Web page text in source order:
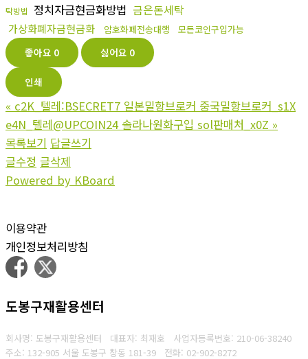
탁방법
정치자금현금화방법 금은돈세탁
가상화폐자금현금화 암호화폐전송대행 모든코인구입가능
좋아요 0 싫어요 0
인쇄
« c2K_텔레:BSECRET7 일본밀항브로커 중국밀항브로커_s1X
e4N_텔레@UPCOIN24 솔라나원화구입 sol판매처_x0Z »
목록보기 답글쓰기
글수정 글삭제
Powered by KBoard
이용약관
개인정보처리방침
도봉구재활용센터
회사명: 도봉구재활용센터 대표자: 최재호 사업자등록번호: 210-06-38240
주소: 132-905 서울 도봉구 창동 181-39 전화: 02-902-8272